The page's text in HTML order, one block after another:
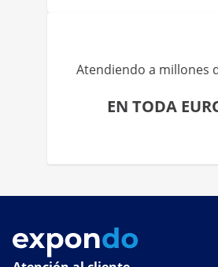
Atendiendo a millones
EN TODA